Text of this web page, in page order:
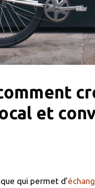
et
qui permet d’